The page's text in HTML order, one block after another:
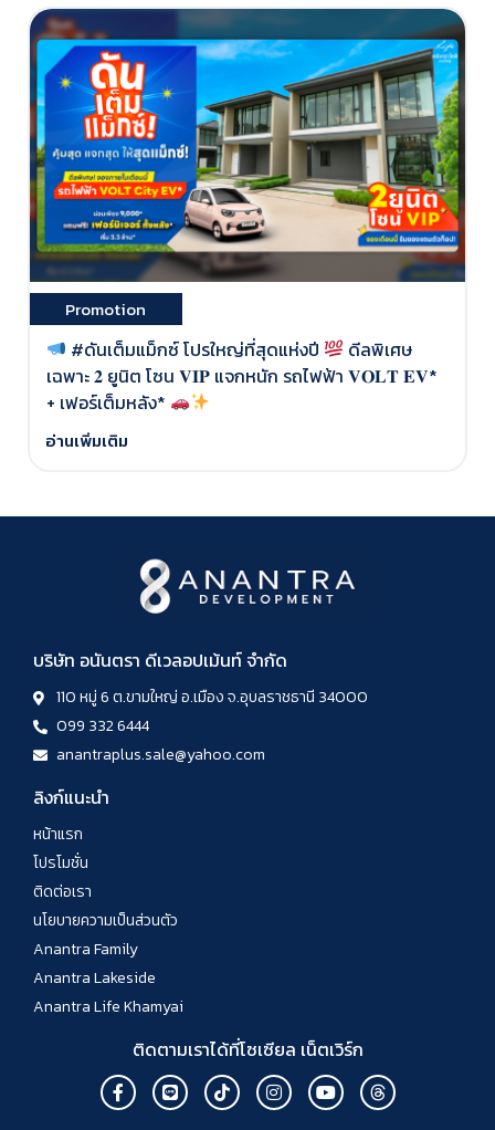
Promotion
#ดันเต็มแม็กซ์ โปรใหญ่ที่สุดแห่งปี
ดีลพิเศษ
เฉพาะ 𝟐 ยูนิต โซน 𝐕𝐈𝐏 แจกหนัก รถไฟฟ้า 𝐕𝐎𝐋𝐓 𝐄𝐕*
+ เฟอร์เต็มหลัง*
อ่านเพิ่มเติม
บริษัท อนันตรา ดีเวลอปเม้นท์ จำกัด
110 หมู่ 6 ต.ขามใหญ่ อ.เมือง จ.อุบลราชธานี 34000
099 332 6444
anantraplus.sale@yahoo.com
ลิงก์แนะนำ
หน้าแรก
โปรโมชั่น
ติดต่อเรา
นโยบายความเป็นส่วนตัว
Anantra Family
Anantra Lakeside
Anantra Life Khamyai
ติดตามเราได้ที่โซเซียล เน็ตเวิร์ก